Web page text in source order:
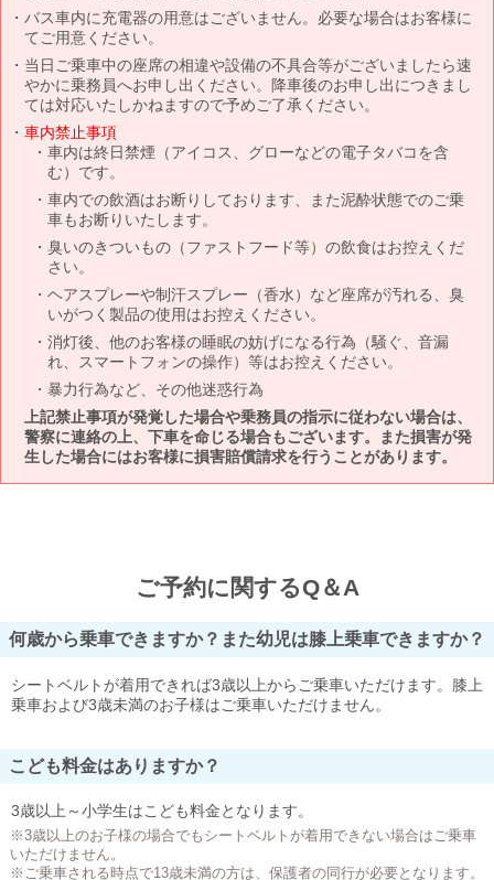
バス車内に充電器の用意はございません。必要な場合はお客様に
てご用意ください。
当日ご乗車中の座席の相違や設備の不具合等がございましたら速
やかに乗務員へお申し出ください。降車後のお申し出につきまし
ては対応いたしかねますので予めご了承ください。
車内禁止事項
車内は終日禁煙（アイコス、グローなどの電子タバコを含
む）です。
車内での飲酒はお断りしております、また泥酔状態でのご乗
車もお断りいたします。
臭いのきついもの（ファストフード等）の飲食はお控えくだ
さい。
ヘアスプレーや制汗スプレー（香水）など座席が汚れる、臭
いがつく製品の使用はお控えください。
消灯後、他のお客様の睡眠の妨げになる行為（騒ぐ、音漏
れ、スマートフォンの操作）等はお控えください。
暴力行為など、その他迷惑行為
上記禁止事項が発覚した場合や乗務員の指示に従わない場合は、
警察に連絡の上、下車を命じる場合もございます。また損害が発
生した場合にはお客様に損害賠償請求を行うことがあります。
ご予約に関するQ＆A
何歳から乗車できますか？また幼児は膝上乗車できますか？
シートベルトが着用できれば3歳以上からご乗車いただけます。膝上
乗車および3歳未満のお子様はご乗車いただけません。
こども料金はありますか？
3歳以上～小学生はこども料金となります。
※3歳以上のお子様の場合でもシートベルトが着用できない場合はご乗車
いただけません。
※ご乗車される時点で13歳未満の方は、保護者の同行が必要となります。